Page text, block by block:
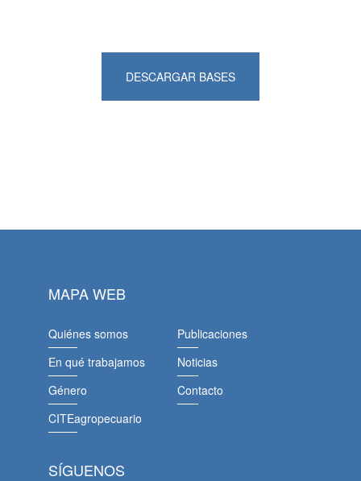
DESCARGAR BASES
MAPA WEB
Quiénes somos
En qué trabajamos
Género
CITEagropecuario
Publicaciones
Noticias
Contacto
SÍGUENOS